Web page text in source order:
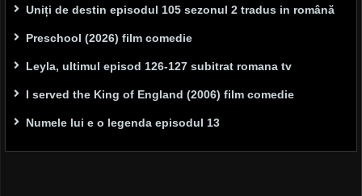
Uniți de destin episodul 105 sezonul 2 tradus in română
Preschool (2026) film comedie
Leyla, ultimul episod 126-127 subitrat romana tv
I served the King of England (2006) film comedie
Numele lui e o legenda episodul 13